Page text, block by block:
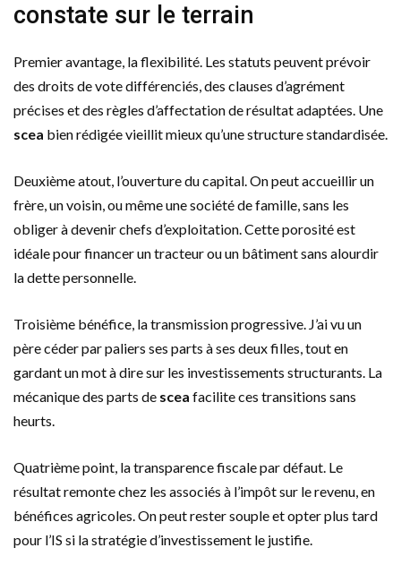
constate sur le terrain
Premier avantage, la flexibilité. Les statuts peuvent prévoir
des droits de vote différenciés, des clauses d’agrément
précises et des règles d’affectation de résultat adaptées. Une
scea bien rédigée vieillit mieux qu’une structure standardisée.
Deuxième atout, l’ouverture du capital. On peut accueillir un
frère, un voisin, ou même une société de famille, sans les
obliger à devenir chefs d’exploitation. Cette porosité est
idéale pour financer un tracteur ou un bâtiment sans alourdir
la dette personnelle.
Troisième bénéfice, la transmission progressive. J’ai vu un
père céder par paliers ses parts à ses deux filles, tout en
gardant un mot à dire sur les investissements structurants. La
mécanique des parts de scea facilite ces transitions sans
heurts.
Quatrième point, la transparence fiscale par défaut. Le
résultat remonte chez les associés à l’impôt sur le revenu, en
bénéfices agricoles. On peut rester souple et opter plus tard
pour l’IS si la stratégie d’investissement le justifie.